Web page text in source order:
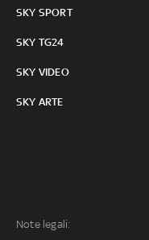
SKY SPORT
SKY TG24
SKY VIDEO
SKY ARTE
Note legali: